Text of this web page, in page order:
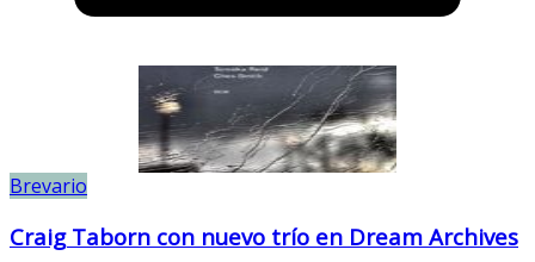
Brevario
Craig Taborn con nuevo trío en Dream Archives